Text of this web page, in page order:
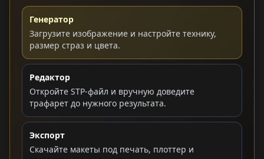
Генератор
Загрузите изображение и настройте технику,
размер страз и цвета.
Редактор
Откройте STP-файл и вручную доведите
трафарет до нужного результата.
Экспорт
Скачайте макеты под печать, плоттер и